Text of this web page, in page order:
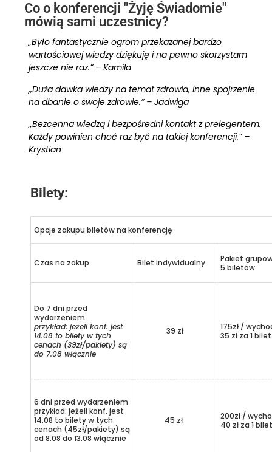
Co o konferencji "Żyję Świadomie"
mówią sami uczestnicy?
„Było fantastycznie ogrom przekazanej bardzo
wartościowej wiedzy dziękuję i na pewno skorzystam
jeszcze nie raz.” – Kamila
,,Duża dawka wiedzy na temat zdrowia, inne spojrzenie
na dbanie o swoje zdrowie.” – Jadwiga
,,Bezcenna wiedzą i bezpośredni kontakt z prelegentem.
Każdy powinien choć raz być na takiej konferencji.” –
Krystian
Bilety:
Opcje zakupu biletów na konferencję
Czas na zakup Bilet indywidualny
Pakiet
5 biletów
Do 7 dni przed
wydarzeniem
przykład: jeżeli konf. jest
14.08 to bilety w tych
cenach (39zł/pakiety) są
do 7.08 włącznie
39 zł
175zł /
35 zł za 1 bilet
6 dni przed wydarzeniem
przykład: jeżeli konf. jest
14.08 to bilety w tych
cenach (45zł/pakiety) są
od 8.08 do 13.08 włącznie
45 zł
200zł /
40 zł za 1 bilet